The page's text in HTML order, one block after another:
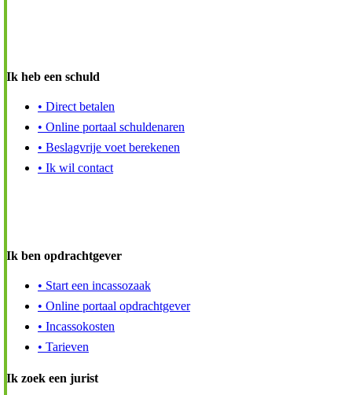
Ik heb een schuld
• Direct betalen
• Online portaal schuldenaren
• Beslagvrije voet berekenen
• Ik wil contact
Ik ben opdrachtgever
• Start een incassozaak
• Online portaal opdrachtgever
• Incassokosten
• Tarieven
Ik zoek een jurist